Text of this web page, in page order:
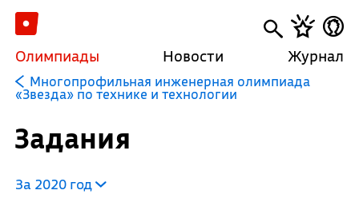
Олимпиады Новости Журнал
Многопрофильная инженерная олимпиада
«Звезда» по технике и технологии
Задания
За 2020 год